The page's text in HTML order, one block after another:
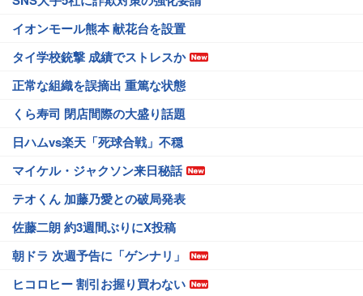
イオンモール熊本 献花台を設置
タイ学校銃撃 成績でストレスか
正常な組織を誤摘出 重篤な状態
くら寿司 閉店間際の大盛り話題
日ハムvs楽天「死球合戦」不穏
マイケル・ジャクソン来日秘話
テオくん 加藤乃愛との破局発表
佐藤二朗 約3週間ぶりにX投稿
朝ドラ 次週予告に「ゲンナリ」
ヒコロヒー 割引お握り買わない